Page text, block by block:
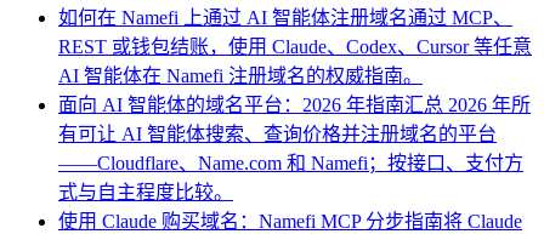
如何在 Namefi 上通过 AI 智能体注册域名通过 MCP、
REST 或钱包结账，使用 Claude、Codex、Cursor 等任意
AI 智能体在 Namefi 注册域名的权威指南。
面向 AI 智能体的域名平台：2026 年指南汇总 2026 年所
有可让 AI 智能体搜索、查询价格并注册域名的平台
——Cloudflare、Name.com 和 Namefi；按接口、支付方
式与自主程度比较。
使用 Claude 购买域名：Namefi MCP 分步指南将 Claude